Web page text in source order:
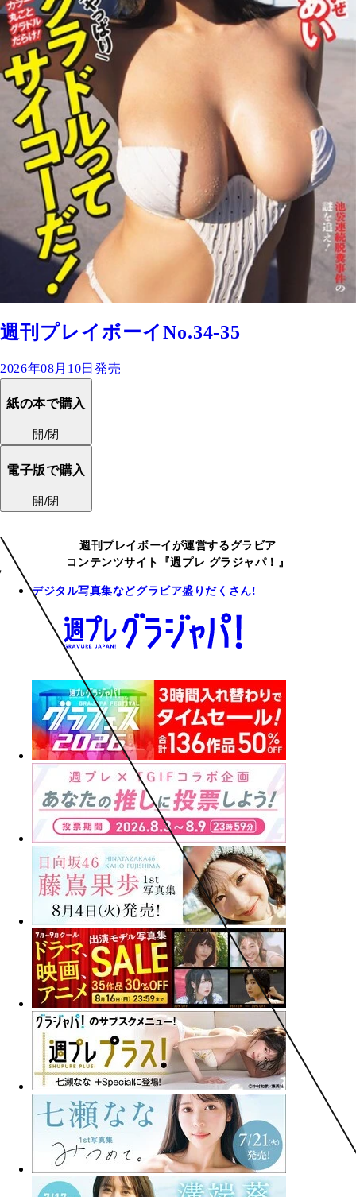
週刊プレイボーイNo.34-35
2026年08月10日発売
紙の本で購入
開/閉
電子版で購入
開/閉
週刊プレイボーイが運営するグラビア
コンテンツサイト『週プレ グラジャパ！』
デジタル写真集などグラビア盛りだくさん!